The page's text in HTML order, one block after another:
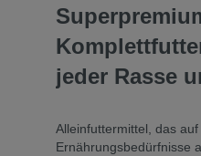
jeder Rasse
Alleinfuttermittel, das auf
Ernährungsbedürfnisse